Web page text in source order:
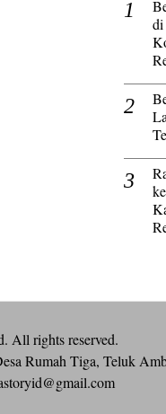
di
All rights reserved.
Rumah Tiga, Teluk